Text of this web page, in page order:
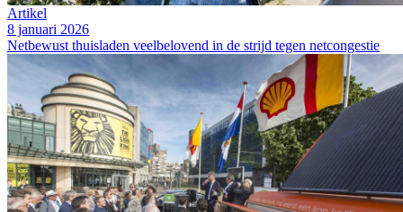
Artikel
8 januari 2026
Netbewust thuisladen veelbelovend in de strijd tegen netcongestie